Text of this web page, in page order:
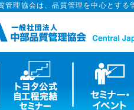
管理協会は、品質管理を中心とす